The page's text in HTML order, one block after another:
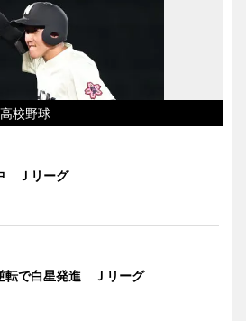
校野球
Ｊリーグ
転で白星発進 Ｊリーグ